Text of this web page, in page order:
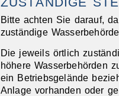
Bitte achten Sie darauf,
zuständige
Die jeweils örtlich
höhere Wasserbehörden
ein Betriebsgelände
Anlage vorhanden oder